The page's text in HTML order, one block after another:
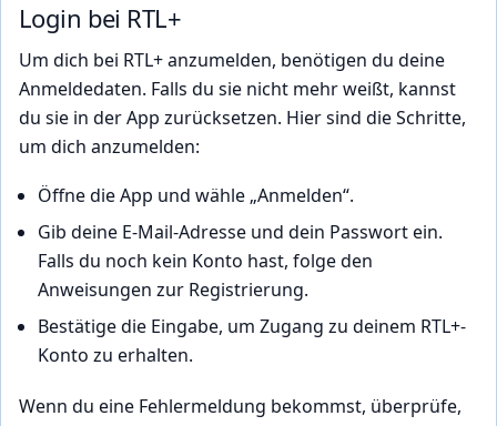
Login bei RTL+
Um dich bei RTL+ anzumelden, benötigen du deine
Anmeldedaten. Falls du sie nicht mehr weißt, kannst
du sie in der App zurücksetzen. Hier sind die Schritte,
um dich anzumelden:
Öffne die App und wähle „Anmelden“.
Gib deine E-Mail-Adresse und dein Passwort ein.
Falls du noch kein Konto hast, folge den
Anweisungen zur Registrierung.
Bestätige die Eingabe, um Zugang zu deinem RTL+-
Konto zu erhalten.
Wenn du eine Fehlermeldung bekommst, überprüfe,